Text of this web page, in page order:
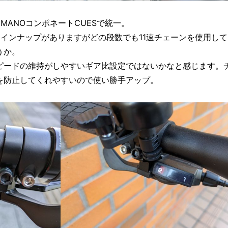
コンポネートCUESで統一。
ンナップがありますがどの段数でも11速チェーンを使用し
。
ドの維持がしやすいギア比設定ではないかなと感じます。
止してくれやすいので使い勝手アップ。